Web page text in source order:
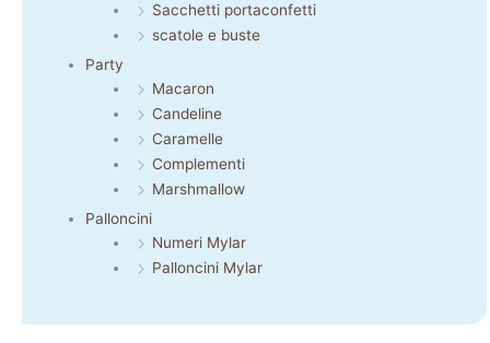
Sacchetti portaconfetti
scatole e buste
Party
Macaron
Candeline
Caramelle
Complementi
Marshmallow
Palloncini
Numeri Mylar
Palloncini Mylar